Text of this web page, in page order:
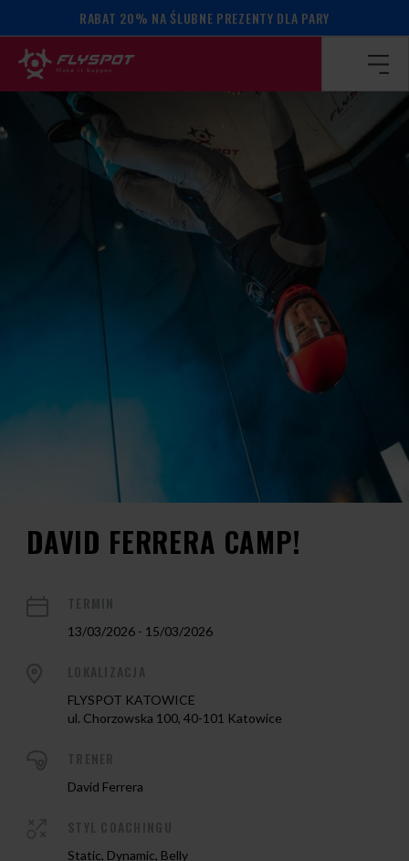
RABAT 20% NA ŚLUBNE PREZENTY DLA PARY
Strona główna / Kalendarz wydarzeń / David Ferrera camp!
DAVID FERRERA CAMP!
13/03/2026 - 15/03/2026
FLYSPOT KATOWICE
ul. Chorzowska 100, 40-101 Katowice
David Ferrera
Static, Dynamic, Belly